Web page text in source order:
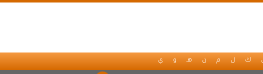
ك ل م ن هـ و ي